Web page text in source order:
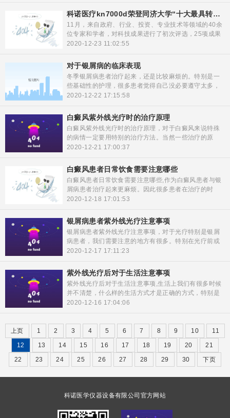
科诺医疗kn7000d荣登同济大学“十大最具转化潜力科技成果”榜！
11月，来自政府、行业、投资、专业技术等领域的40余
位专家和学者，对科技成果进行了初次评选，25项成果
脱颖而出。近日，同济大学组织现场专家评审会，对初
潜力科技成果”由此诞生，另15项科技成果获入围奖。其
中，科诺医疗kn-7000d led光谱治疗仪助力王秀丽教授
的科研项目组中大放异彩，荣登榜单！
2020-12-23 11:02:55
对于银屑病的临床表现
冬季银屑病患者治疗起来，还是比较麻烦的。特别是一
些基础性的护理，很多患者觉得自己没必要遵守太多，
其实这些想法都是片面的。作为一些患病初期的临床表
下，关于银屑病临床的一些表现。
2020-12-22 17:15:58
白癜风紫外线光疗时的治疗原理
白癜风紫外线光疗时的治疗原理，对于白癜风来说特殊
的病情一定要用特别的治疗方法。当然一些治疗的原
理，大部分患者还是不太了解，科诺医疗为大家解读全
原理，让患者快速的恢复，得到改善。
2020-12-21 17:00:37
白癜风患者日常饮食需要注意哪些
白癜风患者日常饮食需要注意哪些,作为白癜风患者与银
屑病患者治疗起来更麻烦。因此很多患者在治疗的时
候，在饮食方面也需要同样的注意。只有治疗与平时的
2020-12-18 17:01:53
银屑病患者紫外线光疗注意事项
银屑病患者紫外线光疗注意事项，​对于光疗特别是银屑
病患者，我们需要注意的地方有很多。特别在光疗前或
者是光疗后，都有哪些需要注意的地方。科诺医疗将为
2020-12-17 17:11:23
紫外线光疗后对于生活注意事项
紫外线光疗后对于生活注意事项,生活上我们有很多时候
并不清楚，什么样的生活方式才是正确的方式，特别是
对于皮肤病患者光疗后，一些生活上的细节方面还是很
2020-12-16 17:04:06
上页 1 2 3 4 5 6 7 8 9 10
11
12
13 14 15 16 17 18 19 20
21
22
23 24 25 26 27 28 29 30 下页
科诺医学仪器设备有限公司官方网站